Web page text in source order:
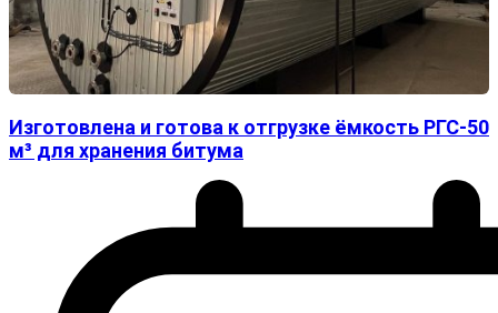
Изготовлена и готова к отгрузке ёмкость РГС-50
м³ для хранения битума